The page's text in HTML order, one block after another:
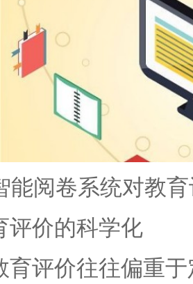
阅卷系统对教育
价的科学化
评价往往偏重于